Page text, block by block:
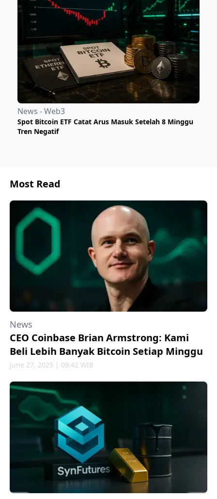
News - Web3
Spot Bitcoin ETF Catat Arus Masuk Setelah 8 Minggu
Tren Negatif
Most Read
News
CEO Coinbase Brian Armstrong: Kami
Beli Lebih Banyak Bitcoin Setiap Minggu
June 27, 2025 | 09:42 WIB